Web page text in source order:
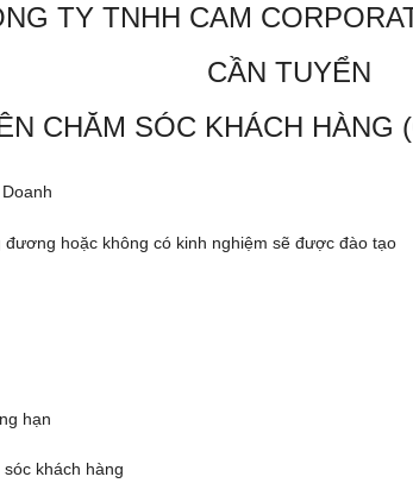
TY TNHH CAM
CẦN TUYỂN
CHĂM SÓC KHÁCH HÀNG
hoặc không có kinh nghiệm sẽ được đào tạo
hạn
khách hàng